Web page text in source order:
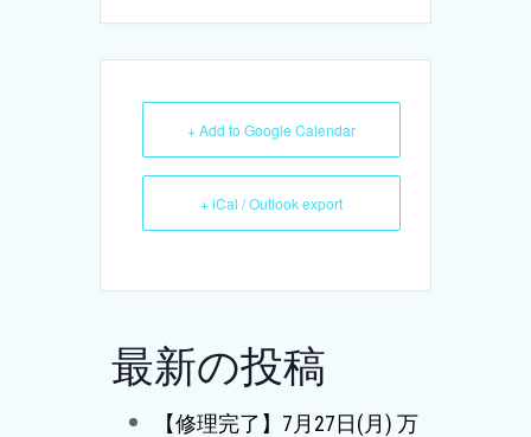
+ Add to Google Calendar
+ iCal / Outlook export
最新の投稿
【修理完了】7月27日(月) 万